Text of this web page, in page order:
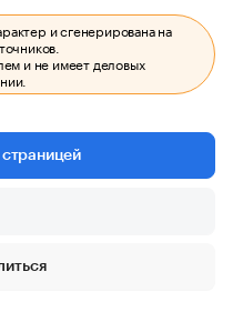
и сгенерирована на
и не имеет деловых
страницей